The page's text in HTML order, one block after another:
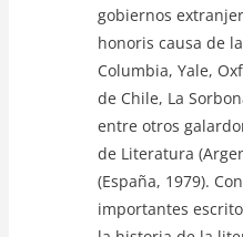
gobiernos
honoris causa de
Columbia, Yale,
de Chile, La
entre otros
de Literatura
(España, 1979).
importantes